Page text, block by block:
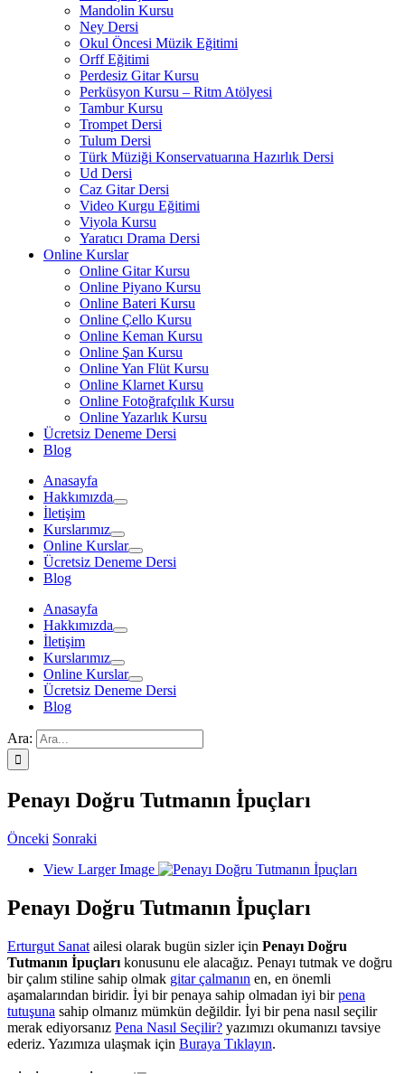
Mandolin Kursu
Ney Dersi
Okul Öncesi Müzik Eğitimi
Orff Eğitimi
Perdesiz Gitar Kursu
Perküsyon Kursu – Ritm Atölyesi
Tambur Kursu
Trompet Dersi
Tulum Dersi
Türk Müziği Konservatuarına Hazırlık Dersi
Ud Dersi
Caz Gitar Dersi
Video Kurgu Eğitimi
Viyola Kursu
Yaratıcı Drama Dersi
Online Kurslar
Online Gitar Kursu
Online Piyano Kursu
Online Bateri Kursu
Online Çello Kursu
Online Keman Kursu
Online Şan Kursu
Online Yan Flüt Kursu
Online Klarnet Kursu
Online Fotoğrafçılık Kursu
Online Yazarlık Kursu
Ücretsiz Deneme Dersi
Blog
Anasayfa
Hakkımızda
İletişim
Kurslarımız
Online Kurslar
Ücretsiz Deneme Dersi
Blog
Anasayfa
Hakkımızda
İletişim
Kurslarımız
Online Kurslar
Ücretsiz Deneme Dersi
Blog
Ara:
Penayı Doğru Tutmanın İpuçları
Önceki Sonraki
View Larger Image
Penayı Doğru Tutmanın İpuçları
Erturgut Sanat ailesi olarak bugün sizler için Penayı Doğru
Tutmanın İpuçları konusunu ele alacağız. Penayı tutmak ve doğru
bir çalım stiline sahip olmak gitar çalmanın en, en önemli
aşamalarından biridir. İyi bir penaya sahip olmadan iyi birpena
tutuşuna sahip olmanız mümkün değildir. İyi bir pena nasıl seçilir
merak ediyorsanız Pena Nasıl Seçilir? yazımızı okumanızı tavsiye
ederiz. Yazımıza ulaşmak için Buraya Tıklayın.